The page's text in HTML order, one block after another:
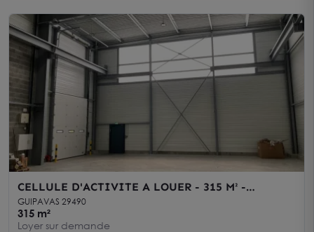
CELLULE D'ACTIVITE A LOUER - 315 M² -
GUIPAVAS
GUIPAVAS 29490
315 m²
Loyer sur demande